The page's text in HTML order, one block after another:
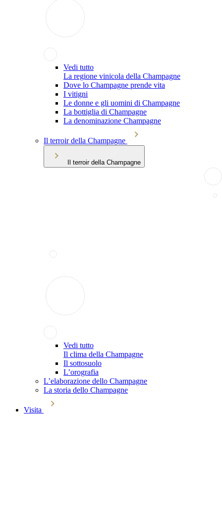
Vedi tutto
La regione vinicola della Champagne
Dove lo Champagne prende vita
I vitigni
Le donne e gli uomini di Champagne
La bottiglia di Champagne
La denominazione Champagne
Il terroir della Champagne
Il terroir della Champagne
Vedi tutto
Il clima della Champagne
Il sottosuolo
L’orografia
L’elaborazione dello Champagne
La storia dello Champagne
Visita